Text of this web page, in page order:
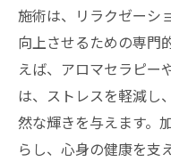
施術は、リラクゼーシ
向上させるための専門
えば、アロマセラピー
は、ストレスを軽減し
然な輝きを与えます。
らし、心身の健康を支